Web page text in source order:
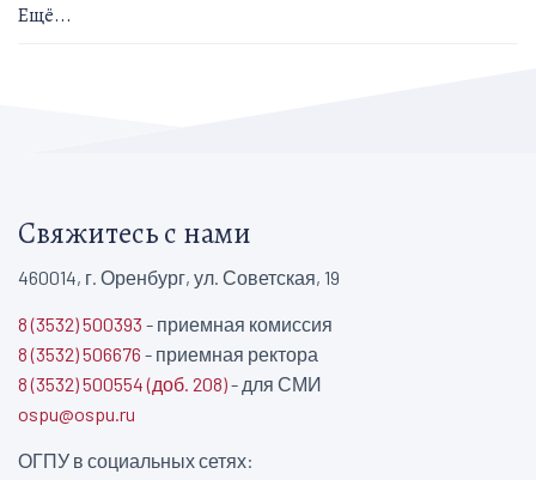
Ещё...
Свяжитесь с нами
460014, г. Оренбург, ул. Советская, 19
8 (3532) 500393 - приемная комиссия
8 (3532) 506676 - приемная ректора
8 (3532) 500554 (доб. 208)- для СМИ
ospu@ospu.ru
ОГПУ в социальных сетях: